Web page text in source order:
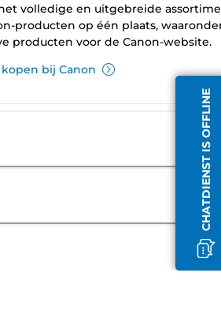
CHATDIENST IS OFFLINE
volledige en uitgebreide
producten op één plaats,
producten voor de Canon-website.
bij Canon